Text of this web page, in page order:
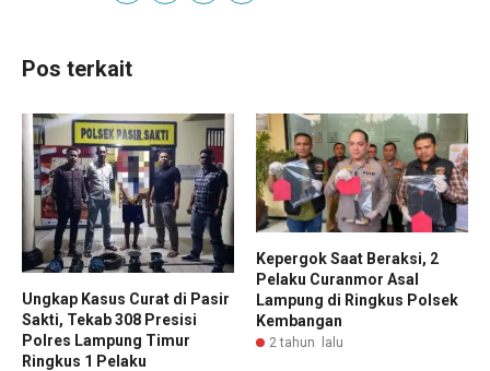
Pos terkait
Ungkap Kasus Curat di Pasir
Sakti, Tekab 308 Presisi
Polres Lampung Timur
Ringkus 1 Pelaku
Kepergok Saat Beraksi, 2
Pelaku Curanmor Asal
Lampung di Ringkus Polsek
Kembangan
2 tahun lalu